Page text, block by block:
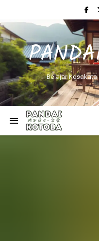
Belajar Kosakata